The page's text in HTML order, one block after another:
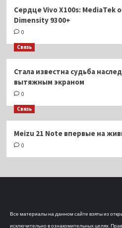
Сердце Vivo X100s: MediaTek
Dimensity 9300+
0
Связь
Стала известна судьба
вытяжным экраном
0
Связь
Meizu 21 Note впервые на
0
Все материалы на данном сайте взяты из
исключительно в ознакомительных целях.